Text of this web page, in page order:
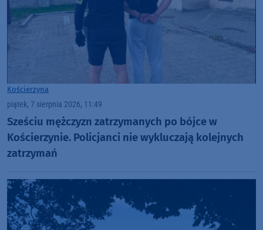
Kościerzyna
piątek, 7 sierpnia 2026, 11:49
Sześciu mężczyzn zatrzymanych po bójce w
Kościerzynie. Policjanci nie wykluczają kolejnych
zatrzymań